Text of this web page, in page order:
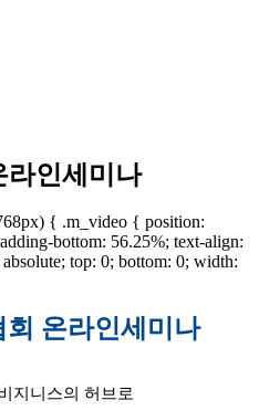
라인세미나
{ .m_video { position:
bottom: 56.25%; text-align:
top: 0; bottom: 0; width:
온라인세미나
지니스의 허브로